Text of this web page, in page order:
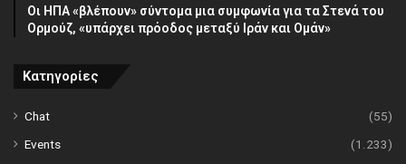
Οι ΗΠΑ «βλέπουν» σύντομα μια συμφωνία για τα Στενά του
Ορμούζ, «υπάρχει πρόοδος μεταξύ Ιράν και Ομάν»
Κατηγορίες
Chat
(55)
Events
(1.233)